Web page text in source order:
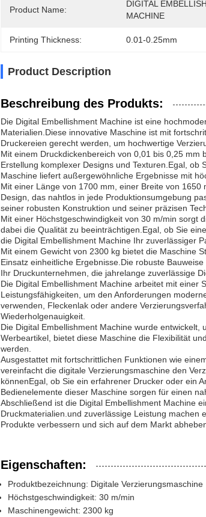
Product Name:
DIGITAL
MACHINE
Printing Thickness: 0.01-0.25mm
Product Description
Beschreibung des Produkts:
Die Digital Embellishment Machine ist eine
Materialien.Diese innovative Maschine ist mit
Druckereien gerecht werden, um hochwertige
Mit einem Druckdickenbereich von 0,01 bis 0,25
Erstellung komplexer Designs und Texturen.Egal,
Maschine liefert außergewöhnliche Ergebnisse mit
Mit einer Länge von 1700 mm, einer Breite von
Design, das nahtlos in jede Produktionsumgebung
seiner robusten Konstruktion und seiner präzisen
Mit einer Höchstgeschwindigkeit von 30 m/min sorgt
dabei die Qualität zu beeinträchtigen.Egal, ob Sie
die Digital Embellishment Machine Ihr zuverlässiger
Mit einem Gewicht von 2300 kg bietet die Maschine
Einsatz einheitliche Ergebnisse.Die robuste
Ihr Druckunternehmen, die jahrelange zuverlässige
Die Digital Embellishment Machine arbeitet mit einer
Leistungsfähigkeiten, um den Anforderungen
verwenden, Fleckenlak oder andere
Wiederholgenauigkeit.
Die Digital Embellishment Machine wurde
Werbeartikel, bietet diese Maschine die Flexibilität
werden.
Ausgestattet mit fortschrittlichen Funktionen wie
vereinfacht die digitale Verzierungsmaschine den
könnenEgal, ob Sie ein erfahrener Drucker oder ein
Bedienelemente dieser Maschine sorgen für einen
Abschließend ist die Digital Embellishment Machine
Druckmaterialien.und zuverlässige Leistung
Produkte verbessern und sich auf dem Markt abheben
Eigenschaften:
Produktbezeichnung: Digitale Verzierungsmaschine
Höchstgeschwindigkeit: 30 m/min
Maschinengewicht: 2300 kg